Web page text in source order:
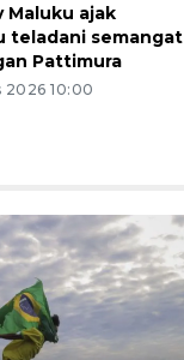
Maluku ajak
teladani semangat
Pattimura
2026 10:00